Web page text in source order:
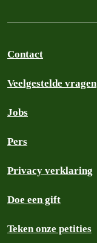
Contact
Veelgestelde vragen
Jobs
Pers
Privacy verklaring
Doe een gift
Teken onze petities